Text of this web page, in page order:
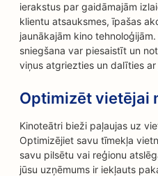
ierakstus par gaidāmajām
klientu atsauksmes, īpašas
jaunākajām kino
sniegšana var piesaistīt un
viņus atgriezties un dalīties ar
Optimizēt vietējai
Kinoteātri bieži paļaujas uz
Optimizējiet savu tīmekļa
savu pilsētu vai reģionu
jūsu uzņēmums ir iekļauts